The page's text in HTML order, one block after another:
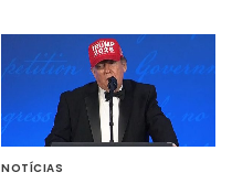
NOTÍCIAS